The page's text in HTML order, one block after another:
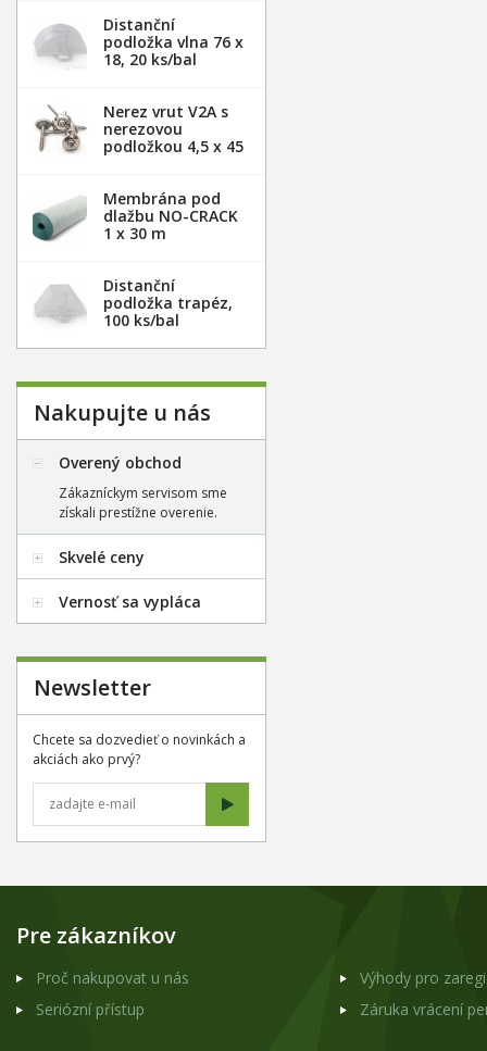
Distanční
podložka vlna 76 x
18, 20 ks/bal
Nerez vrut V2A s
nerezovou
podložkou 4,5 x 45
Membrána pod
dlažbu NO-CRACK
1 x 30 m
Distanční
podložka trapéz,
100 ks/bal
Nakupujte u nás
Overený obchod
Zákazníckym servisom sme
získali prestížne overenie.
Skvelé ceny
Vernosť sa vypláca
Newsletter
Chcete sa dozvedieť o novinkách a
akciách ako prvý?
Pre zákazníkov
Proč nakupovat u nás
Výhody pro
Seriózní přístup
Záruka vrácení